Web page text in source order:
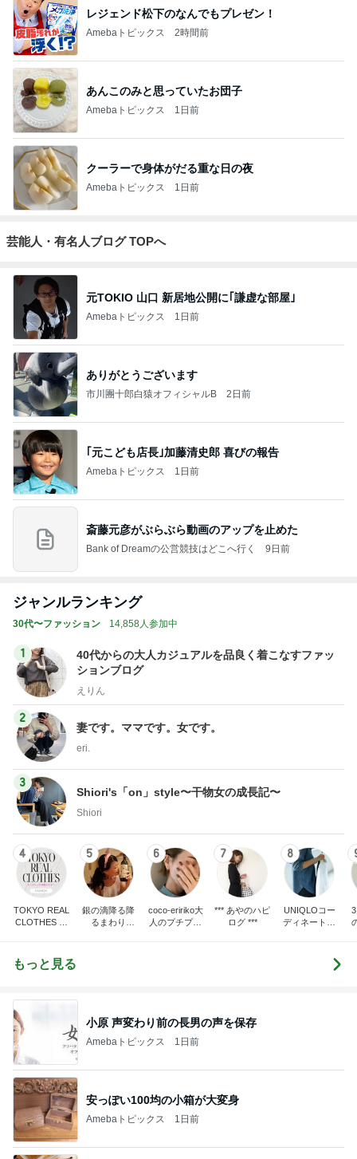
レジェンド松下のなんでもプレゼン！
Amebaトピックス 2時間前
あんこのみと思っていたお団子
Amebaトピックス 1日前
クーラーで身体がだる重な日の夜
Amebaトピックス 1日前
芸能人・有名人ブログ TOPへ
元TOKIO 山口 新居地公開に｢謙虚な部屋｣
Amebaトピックス 1日前
ありがとうございます
市川團十郎白猿オフィシャルB 2日前
｢元こども店長｣加藤清史郎 喜びの報告
Amebaトピックス 1日前
斎藤元彦がぶらぶら動画のアップを止めた
Bank of Dreamの公営競技はどこへ行く 9日前
ジャンルランキング
30代〜ファッション 14,858人参加中
1
40代からの大人カジュアルを品良く着こなすファッ
ションブログ
えりん
2
妻です。ママです。女です。
eri.
3
Shiori's「on」style〜干物女の成長記〜
Shiori
4
TOKYO REAL
CLOTHES 大
5
銀の滴降る降
るまわり
6
coco-eririko大
人のプチプラ
7
*** あやのハピ
ログ ***
8
UNIQLOコー
ディネート日
もっと見る
小原 声変わり前の長男の声を保存
Amebaトピックス 1日前
安っぽい100均の小箱が大変身
Amebaトピックス 1日前